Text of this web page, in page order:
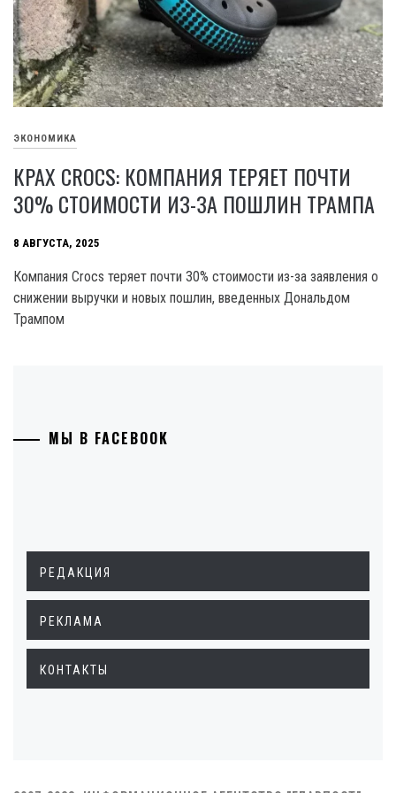
ЭКОНОМИКА
КРАХ CROCS: КОМПАНИЯ ТЕРЯЕТ ПОЧТИ
30% СТОИМОСТИ ИЗ-ЗА ПОШЛИН ТРАМПА
8 АВГУСТА, 2025
Компания Crocs теряет почти 30% стоимости из-за заявления о
снижении выручки и новых пошлин, введенных Дональдом
Трампом
МЫ В FACEBOOK
РЕДАКЦИЯ
РЕКЛАМА
КОНТАКТЫ